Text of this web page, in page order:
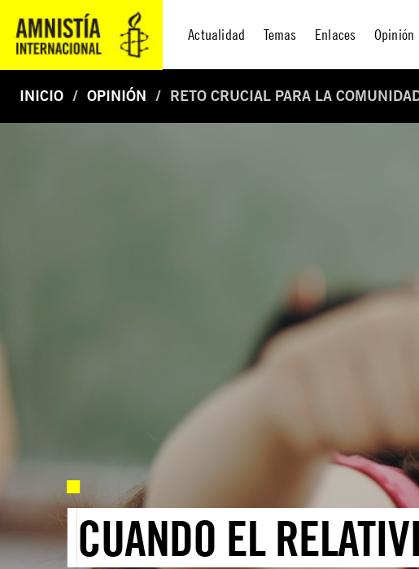
Actualidad Temas Enlaces Opinión
INICIO OPINIÓN RETO CRUCIAL PARA LA
CUANDO EL